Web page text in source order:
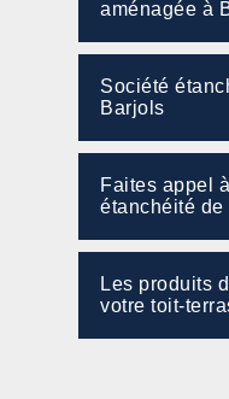
aménagée à
Société
Barjols
Faites appel
étanchéité
Les produits
votre toit-